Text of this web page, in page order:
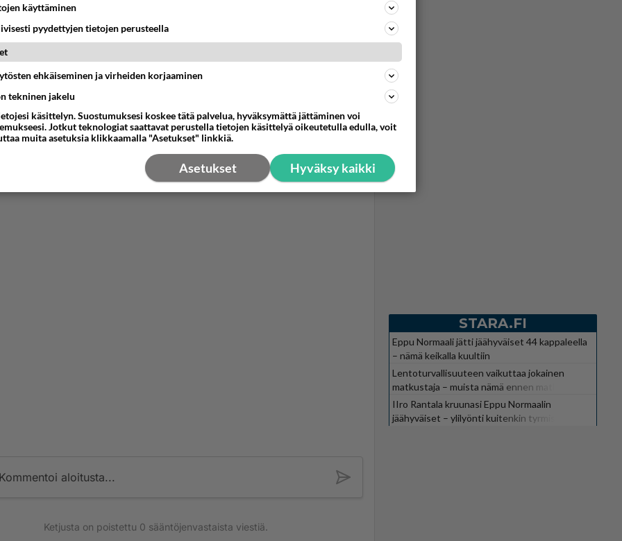
Kommentoi aloitusta...
Ketjusta on poistettu 0 sääntöjenvastaista viestiä.
STARA.FI
Eppu Normaali jätti jäähyväiset 44 kappaleella
– nämä keikalla kuultiin
Lentoturvallisuuteen vaikuttaa jokainen
matkustaja – muista nämä ennen matkaa
IIro Rantala kruunasi Eppu Normaalin
jäähyväiset – ylilyönti kuitenkin tyrmistytti
käyttäminen
pyydettyjen tietojen perusteella
ehkäiseminen ja virheiden korjaaminen
tekninen jakelu
käsittelyn. Suostumuksesi koskee tätä palvelua, hyväksymättä jättäminen voi
Jotkut teknologiat saattavat perustella tietojen käsittelyä oikeutetulla edulla, voit
muita asetuksia klikkaamalla "Asetukset" linkkiä.
Hyväksy kaikki
Asetukset